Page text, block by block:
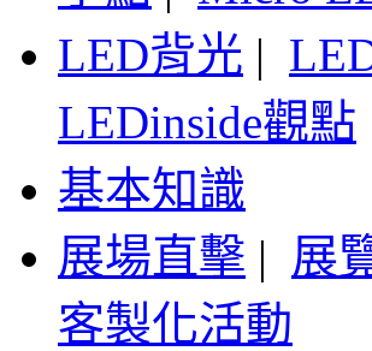
LED背光 |
LEDinside觀點
基本知識
展場直擊 | 展
客製化活動